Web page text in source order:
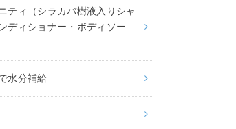
ティ（シラカバ樹液入りシャ
ディショナー・ボディソー
水分補給